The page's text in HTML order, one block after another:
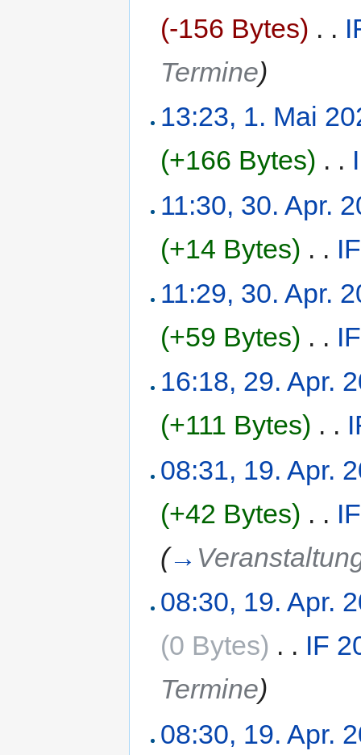
(-156 Bytes) . .
Termine)
13:23, 1. Mai
(+166 Bytes) . .
11:30, 30. Apr.
(+14 Bytes) . .
11:29, 30. Apr.
(+59 Bytes) . .
16:18, 29. Apr.
(+111 Bytes) . .
08:31, 19. Apr.
(+42 Bytes) . .
(→
08:30, 19. Apr.
(0 Bytes) . . IF
Termine)
08:30, 19. Apr.